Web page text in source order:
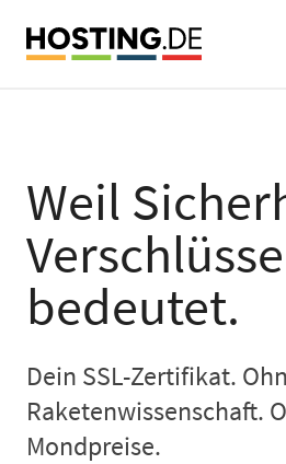
Weil
bedeutet.
Dein SSL-Zertifikat.
Raketenwissenschaft.
Mondpreise.